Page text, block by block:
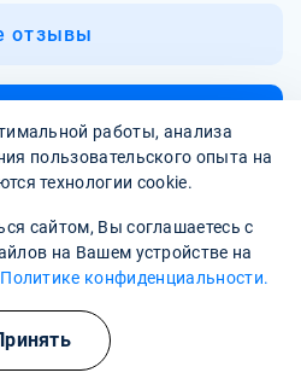
отзывы
вопросы
зависимости. Передовые
капельницы с
работы, анализа
пользовательского опыта на
технологии cookie.
сайтом, Вы соглашаетесь с
на Вашем устройстве на
Политике конфиденциальности.